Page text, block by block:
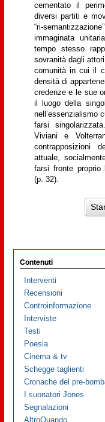
cementato il
diversi partiti e
“ri-
immaginata
tempo stesso
sovranità dagli attori
comunità in cui il
densità di
credenze e le sue
il luogo della
nell’essenzialismo
farsi
Viviani e
contrapposizioni
attuale,
farsi fronte proprio
(p. 32).
Contenuti
Interventi
Recensioni
Controinformazione
Interviste
Testi
Poesia
Cinema & tv
Schegge taglienti
Cronache del pre-
I suonatori Jones
Segnalazioni
AltroQuando